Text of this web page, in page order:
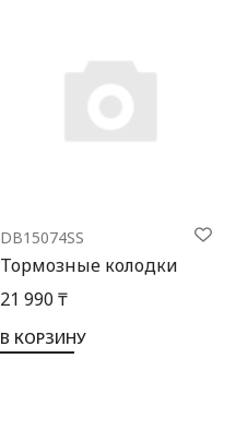
DB15074SS
Тормозные колодки
21 990 ₸
В КОРЗИНУ